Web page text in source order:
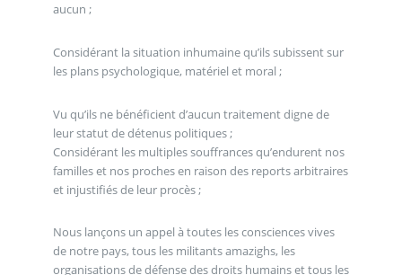
aucun ;
Considérant la situation inhumaine qu’ils subissent sur
les plans psychologique, matériel et moral ;
Vu qu’ils ne bénéficient d’aucun traitement digne de
leur statut de détenus politiques ;
Considérant les multiples souffrances qu’endurent nos
familles et nos proches en raison des reports arbitraires
et injustifiés de leur procès ;
Nous lançons un appel à toutes les consciences vives
de notre pays, tous les militants amazighs, les
organisations de défense des droits humains et tous les